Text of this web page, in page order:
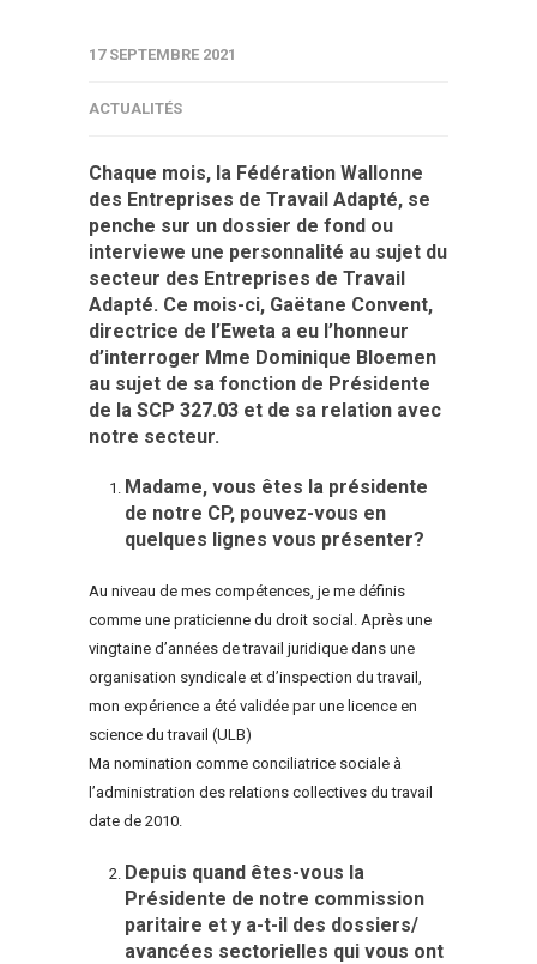
17 SEPTEMBRE 2021
ACTUALITÉS
Chaque mois, la Fédération Wallonne
des Entreprises de Travail Adapté, se
penche sur un dossier de fond ou
interviewe une personnalité au sujet du
secteur des Entreprises de Travail
Adapté. Ce mois-ci, Gaëtane Convent,
directrice de l’Eweta a eu l’honneur
d’interroger Mme Dominique Bloemen
au sujet de sa fonction de Présidente
de la SCP 327.03 et de sa relation avec
notre secteur.
Madame, vous êtes la présidente
de notre CP, pouvez-vous en
quelques lignes vous présenter?
Au niveau de mes compétences, je me définis
comme une praticienne du droit social. Après une
vingtaine d’années de travail juridique dans une
organisation syndicale et d’inspection du travail,
mon expérience a été validée par une licence en
science du travail (ULB)
Ma nomination comme conciliatrice sociale à
l’administration des relations collectives du travail
date de 2010.
Depuis quand êtes-vous la
Présidente de notre commission
paritaire et y a-t-il des dossiers/
avancées sectorielles qui vous ont